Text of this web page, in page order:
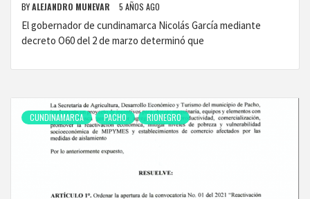
BYALEJANDRO MUNEVAR 5 AÑOS AGO
El gobernador de cundinamarca Nicolás García mediante
decreto O60 del 2 de marzo determinó que
CUNDINAMARCA PACHO RIONEGRO